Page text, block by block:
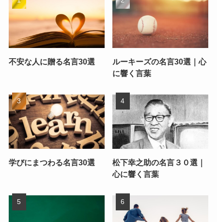
不安な人に贈る名言30選
ルーキーズの名言30選｜心
に響く言葉
学びにまつわる名言30選
松下幸之助の名言３０選｜
心に響く言葉